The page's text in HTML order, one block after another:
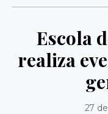
Escola
realiza
27